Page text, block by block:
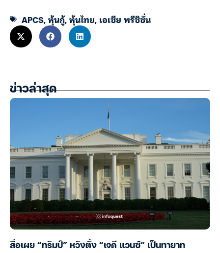
APCS,หุ้นกู้,หุ้นไทย, เอเซีย พรีซิชั่น
ข่าวล่าสุด
สื่อเผย “ทรัมป์” หวังตั้ง “เจดี แวนซ์” เป็นทายาท